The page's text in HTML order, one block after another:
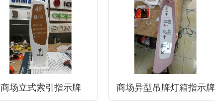
商场立式索引指示牌 商场异型吊牌灯箱指示牌